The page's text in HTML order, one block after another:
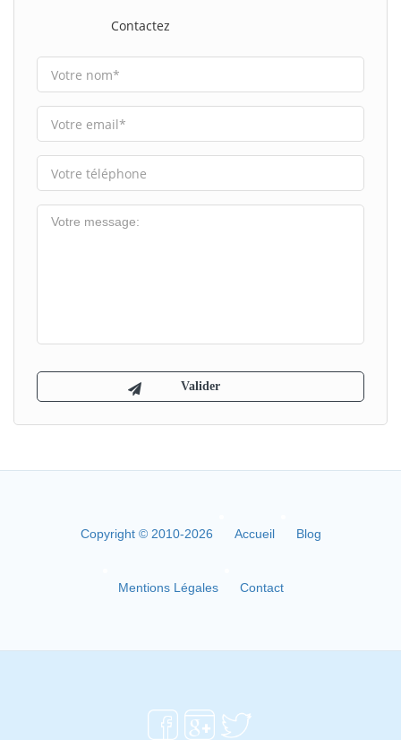
Contactez
Copyright © 2010-2026 Accueil Blog
Mentions Légales Contact